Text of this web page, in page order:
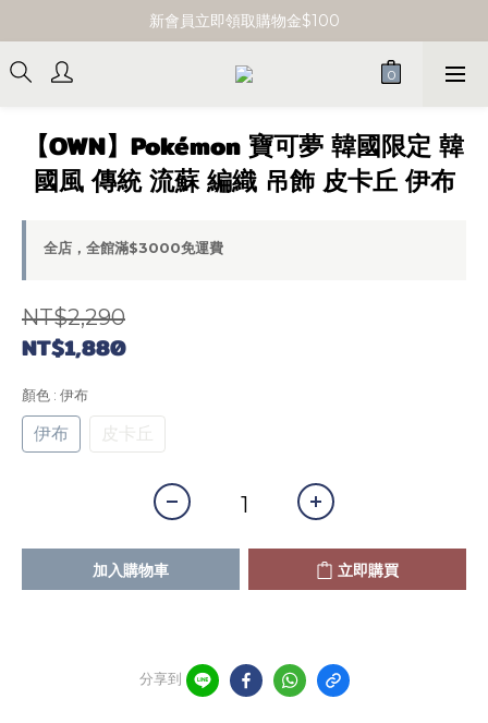
單筆消費滿 $3000 即享免運
新會員立即領取購物金$100
單筆消費滿 $3000 即享免運
【OWN】Pokémon 寶可夢 韓國限定 韓
國風 傳統 流蘇 編織 吊飾 皮卡丘 伊布
全店，全館滿$3000免運費
NT$2,290
NT$1,880
顏色 : 伊布
伊布 皮卡丘
加入購物車 立即購買
分享到